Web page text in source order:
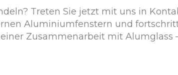
Treten Sie jetzt mit uns in
Aluminiumfenstern und
Zusammenarbeit mit Alumglass